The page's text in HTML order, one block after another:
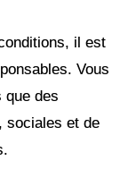
il est
Vous
que des
sociales et de